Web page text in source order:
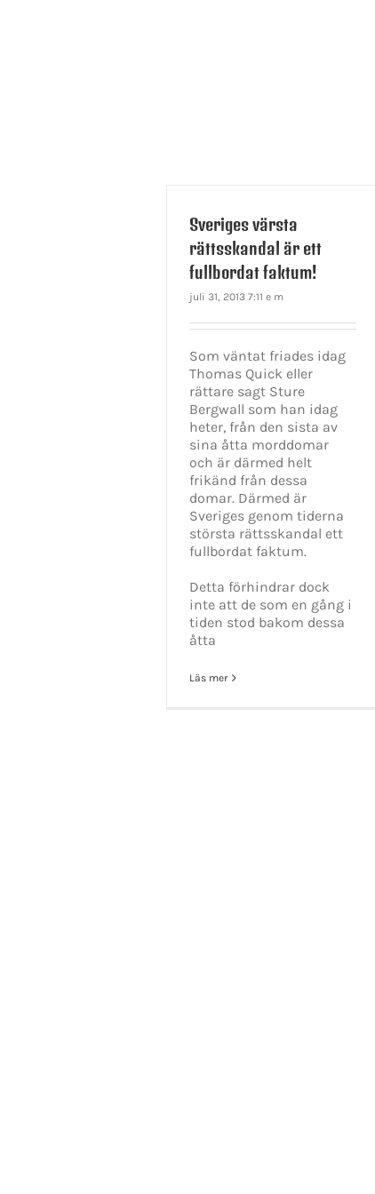
Sveriges värsta
rättsskandal är ett
fullbordat faktum!
juli 31, 2013 7:11 e m
Som väntat friades idag
Thomas Quick eller
rättare sagt Sture
Bergwall som han idag
heter, från den sista av
sina åtta morddomar
och är därmed helt
frikänd från dessa
domar. Därmed är
Sveriges genom tiderna
största rättsskandal ett
fullbordat faktum.
Detta förhindrar dock
inte att de som en gång i
tiden stod bakom dessa
åtta
Läs mer